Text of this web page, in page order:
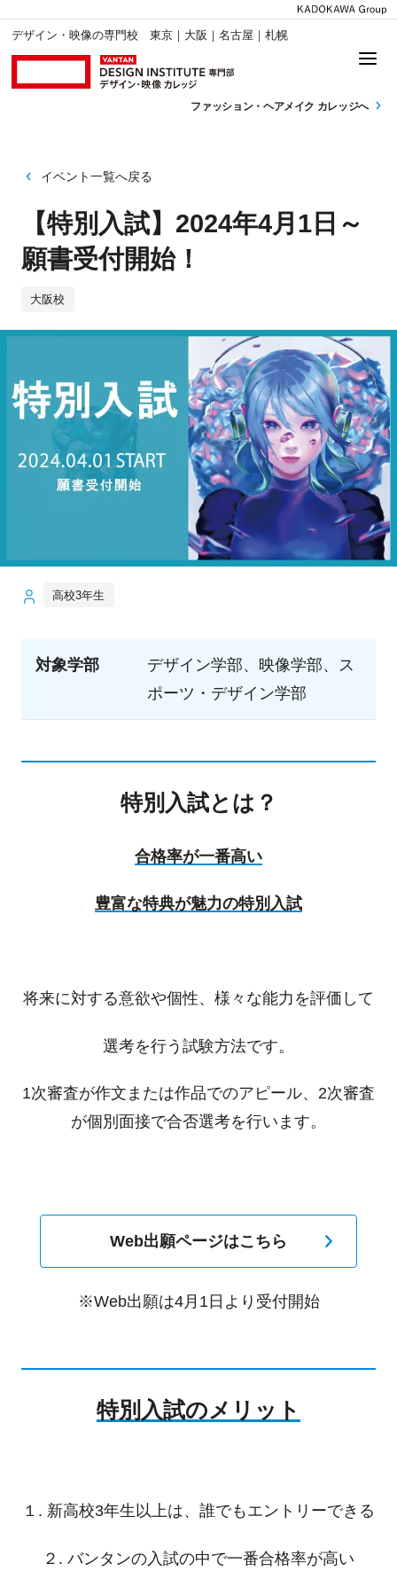
デザイン・映像の専門校 東京｜大阪｜名古屋｜札幌
ファッション・ ヘアメイク カレッジへ
イベント一覧へ戻る
【特別入試】2024年4月1日～
願書受付開始！
大阪校
高校3年生
対象学部
デザイン学部、映像学部、ス
ポーツ・デザイン学部
特別入試とは？
合格率が一番高い
豊富な特典が魅力の特別入試
将来に対する意欲や個性、様々な能力を評価して
選考を行う試験方法です。
1次審査が作文または作品でのアピール、2次審査
が個別面接で合否選考を行います。
Web出願ページはこちら
※Web出願は4月1日より受付開始
特別入試のメリット
１. 新高校3年生以上は、誰でもエントリーできる
２. バンタンの入試の中で一番合格率が高い